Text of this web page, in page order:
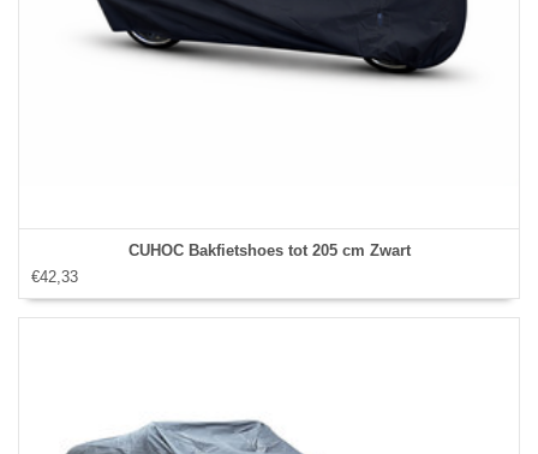
CUHOC Bakfietshoes tot 205 cm Zwart
€42,33